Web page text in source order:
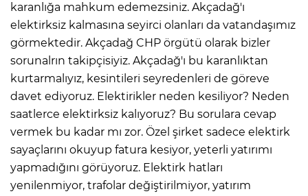
karanlığa mahkum edemezsiniz. Akçadağ'ı
elektirksiz kalmasına seyirci olanları da vatandaşımız
görmektedir. Akçadağ CHP örgütü olarak bizler
sorunalrın takipçisiyiz. Akçadağ'ı bu karanlıktan
kurtarmalıyız, kesintileri seyredenleri de göreve
davet ediyoruz. Elektirikler neden kesiliyor? Neden
saatlerce elektirksiz kalıyoruz? Bu sorulara cevap
vermek bu kadar mı zor. Özel şirket sadece elektirk
sayaçlarını okuyup fatura kesiyor, yeterli yatırımı
yapmadığını görüyoruz. Elektirk hatları
yenilenmiyor, trafolar değiştirilmiyor, yatırım